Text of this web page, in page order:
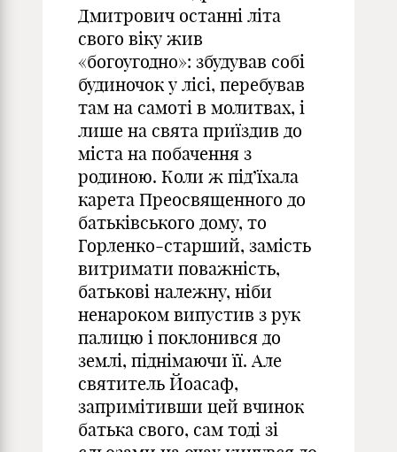
Дмитрович останні літа
свого віку жив
«богоугодно»: збудував собі
будиночок у лісі, перебував
там на самоті в молитвах, і
лише на свята приїздив до
міста на побачення з
родиною. Коли ж під’їхала
карета Преосвященного до
батьківського дому, то
Горленко-старший, замість
витримати поважність,
батькові належну, ніби
ненароком випустив з рук
палицю і поклонився до
землі, піднімаючи її. Але
святитель Йоасаф,
запримітивши цей вчинок
батька свого, сам тоді зі